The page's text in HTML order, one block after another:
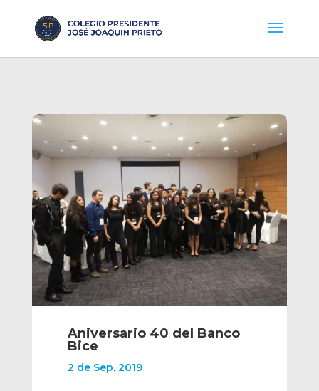
Aniversario 40 del Banco
Bice
2 de Sep, 2019